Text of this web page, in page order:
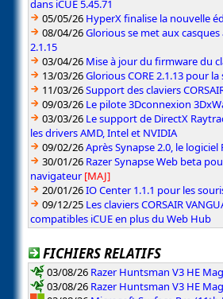
dans iCUE 5.45.71
05/05/26 HyperX finalise la nouvelle
08/04/26Glorious se met aux casques
2.1.15
03/04/26 Mise à jour du firmware du
13/03/26Glorious CORE 2.1.13 pour
11/03/26Support des claviers
09/03/26 Le pilote 3Dconnexion
03/03/26 Le support de DirectX
les drivers AMD, Intel et NVIDIA
09/02/26Après Synapse 2.0, le
30/01/26 Razer Synapse Web beta
navigateur [MAJ]
20/01/26IO Center 1.1.1 pour les
09/12/25 Les claviers CORSAIR
compatibles iCUE en plus du Web Hub
FICHIERS RELATIFS
03/08/26 Razer Huntsman V3 HE
03/08/26 Razer Huntsman V3 HE